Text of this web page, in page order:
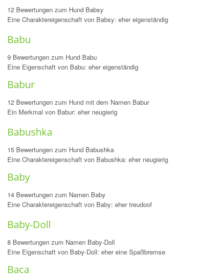
12 Bewertungen zum Hund Babsy
Eine Charaktereigenschaft von Babsy: eher eigenständig
Babu
9 Bewertungen zum Hund Babu
Eine Eigenschaft von Babu: eher eigenständig
Babur
12 Bewertungen zum Hund mit dem Namen Babur
Ein Merkmal von Babur: eher neugierig
Babushka
15 Bewertungen zum Hund Babushka
Eine Charaktereigenschaft von Babushka: eher neugierig
Baby
14 Bewertungen zum Namen Baby
Eine Charaktereigenschaft von Baby: eher treudoof
Baby-Doll
8 Bewertungen zum Namen Baby-Doll
Eine Eigenschaft von Baby-Doll: eher eine Spaßbremse
Baca